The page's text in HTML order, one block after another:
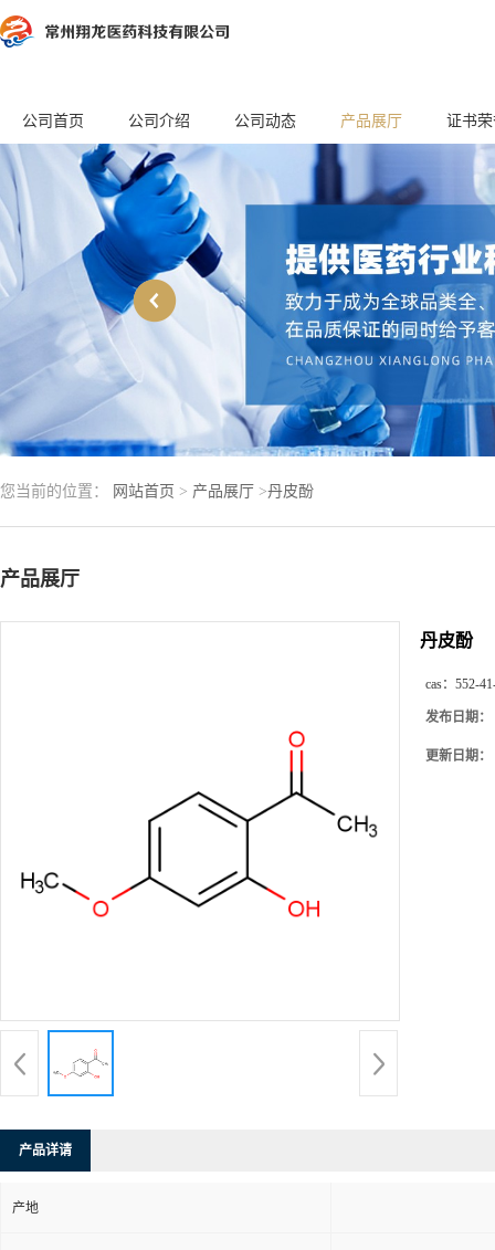
公司首页 公司介绍 公司动态 产品展厅 证书
您当前的位置： 网站首页 > 产品展厅 >丹皮酚
产品展厅
丹皮酚
cas： 552-
发布日期：
更新日期：
产品详请
产地